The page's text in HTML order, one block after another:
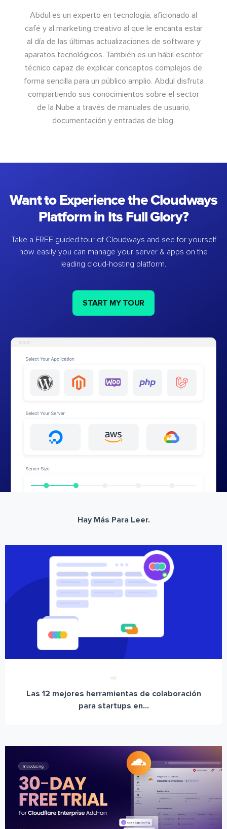
Abdul es un experto en tecnología, aficionado al
café y al marketing creativo al que le encanta estar
al día de las últimas actualizaciones de software y
aparatos tecnológicos. También es un hábil escritor
técnico capaz de explicar conceptos complejos de
forma sencilla para un público amplio. Abdul disfruta
compartiendo sus conocimientos sobre el sector
de la Nube a través de manuales de usuario,
documentación y entradas de blog.
Want to Experience the Cloudways
Platform in Its Full Glory?
Take a FREE guided tour of Cloudways and see for yourself
how easily you can manage your server & apps on the
leading cloud-hosting platform.
START MY TOUR
Hay Más Para Leer.
Las 12 mejores herramientas de colaboración
para startups en...